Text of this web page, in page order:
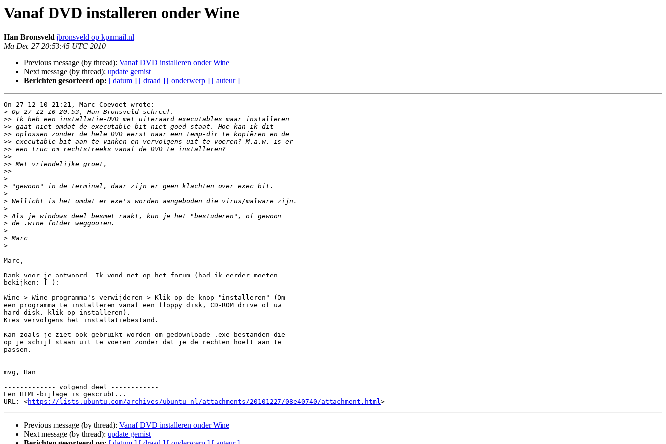
Vanaf DVD installeren onder Wine
Han Bronsveld jbronsveld op kpnmail.nl
Ma Dec 27 20:53:45 UTC 2010
Previous message (by thread): Vanaf DVD installeren onder Wine
Next message (by thread): update gemist
Berichten gesorteerd op: [ datum ] [ draad ] [ onderwerp ] [ auteur ]
On 27-12-10 21:21, Marc Coevoet wrote:
>
>>
>>
>>
>>
>>
>>
>>
>>
>
>
>
>
>
>
>
>
>
>
Marc,
Dank voor je antwoord. Ik vond net op het forum (had ik eerder moeten
bekijken:-[ ):
Wine > Wine programma's verwijderen > Klik op de knop "installeren" (Om
een programma te installeren vanaf een floppy disk, CD-ROM drive of uw
hard disk. klik op installeren).
Kies vervolgens het installatiebestand.
Kan zoals je ziet ook gebruikt worden om gedownloade .exe bestanden die
op je schijf staan uit te voeren zonder dat je de rechten hoeft aan te
passen.
mvg, Han
------------- volgend deel ------------
Een HTML-bijlage is gescrubt...
URL: <https://lists.ubuntu.com/archives/ubuntu-nl/attachments/20101227/08e40740/attachment.html
Previous message (by thread): Vanaf DVD installeren onder Wine
Next message (by thread): update gemist